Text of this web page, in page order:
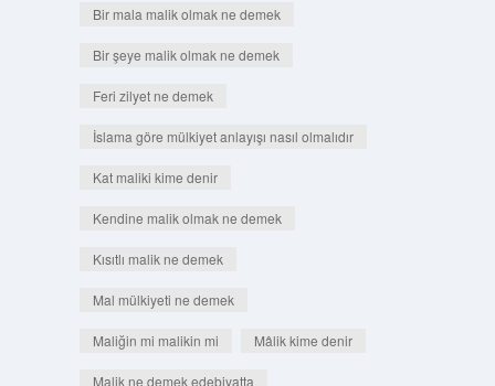
Bir mala malik olmak ne demek
Bir şeye malik olmak ne demek
Feri zilyet ne demek
İslama göre mülkiyet anlayışı nasıl olmalıdır
Kat maliki kime denir
Kendine malik olmak ne demek
Kısıtlı malik ne demek
Mal mülkiyeti ne demek
Maliğin mi malikin mi Mâlik kime denir
Malik ne demek edebiyatta